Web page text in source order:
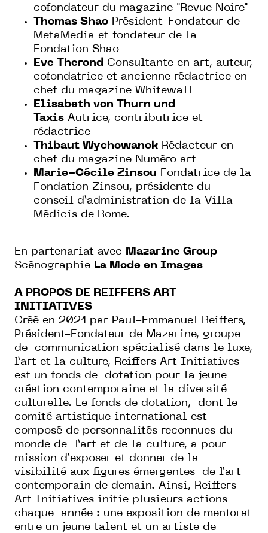
cofondateur du magazine "Revue Noire"
Thomas Shao Président-Fondateur de
MetaMedia et fondateur de la
Fondation Shao
Eve Therond Consultante en art, auteur,
cofondatrice et ancienne rédactrice en
chef du magazine Whitewall
Elisabeth von Thurn und
Taxis Autrice, contributrice et
rédactrice
Thibaut Wychowanok Rédacteur en
chef du magazine Numéro art
Marie-Cécile Zinsou Fondatrice de la
Fondation Zinsou, présidente du
conseil d’administration de la Villa
Médicis de Rome.
En partenariat avec
Mazarine Group
Scénographie La Mode en Images
A PROPOS DE REIFFERS ART
INITIATIVES
Créé en 2021 par Paul-Emmanuel Reiffers,
Président-Fondateur de Mazarine, groupe
de communication spécialisé dans le luxe,
l’art et la culture, Reiffers Art Initiatives
est un fonds de dotation pour la jeune
création contemporaine et la diversité
culturelle. Le fonds de dotation, dont le
comité artistique international est
composé de personnalités reconnues du
monde de l’art et de la culture, a pour
mission d’exposer et donner de la
visibilité aux figures émergentes de l’art
contemporain de demain. Ainsi, Reiffers
Art Initiatives initie plusieurs actions
chaque année : une exposition de mentorat
entre un jeune talent et un artiste de